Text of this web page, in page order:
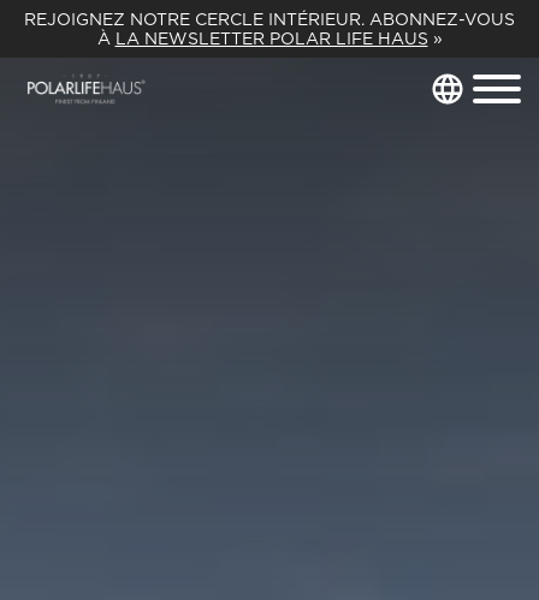
REJOIGNEZ NOTRE CERCLE INTÉRIEUR. ABONNEZ-VOUS
À LA NEWSLETTER POLAR LIFE HAUS »